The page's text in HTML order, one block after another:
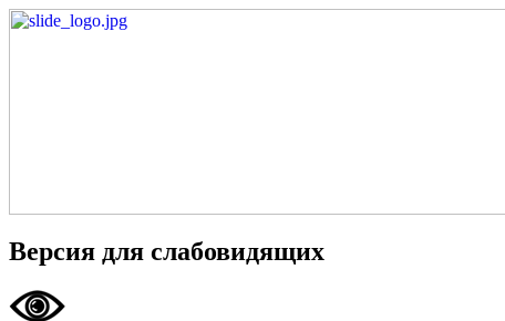
Версия для слабовидящих